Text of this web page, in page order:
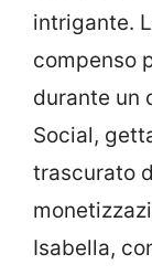
intrigante.
compenso
durante un
Social,
trascurato
Isabella,